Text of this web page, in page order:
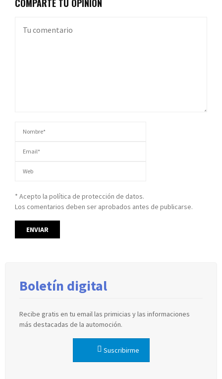
COMPARTE TU OPINIÓN
* Acepto la política de protección de datos.
Los comentarios deben ser aprobados antes de publicarse.
Boletín digital
Recibe gratis en tu email las primicias y las informaciones
más destacadas de la automoción.
Suscribirme